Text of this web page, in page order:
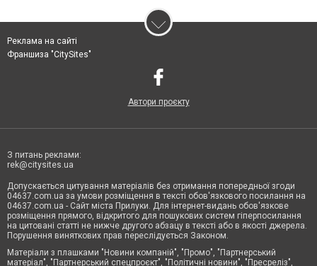
Реклама на сайті
Франшиза "CitySites"
Автори проєкту
З питань реклами:
rek@citysites.ua
Допускається цитування матеріалів без отримання попередньої згоди
04637.com.ua за умови розміщення в тексті обов'язкового посилання на
04637.com.ua - Сайт міста Прилуки. Для інтернет-видань обов'язкове
розміщення прямого, відкритого для пошукових систем гіперпосилання
на цитовані статті не нижче другого абзацу в тексті або в якості джерела.
Порушення виняткових прав переслідується Законом.
Матеріали з плашками "Новини компаній", "Промо", "Партнерський
матеріал", "Партнерський спецпроєкт", "Політичні новини", "Пресреліз",